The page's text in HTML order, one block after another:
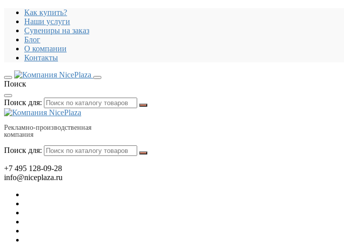
Как купить?
Наши услуги
Сувениры на заказ
Блог
О компании
Контакты
Поиск
Поиск для:
Рекламно-производственная
компания
Поиск для:
+7 495 128-09-28
info@niceplaza.ru